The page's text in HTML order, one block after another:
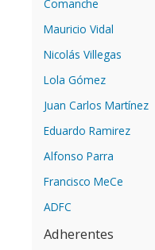
Comanche
Mauricio Vidal
Nicolás Villegas
Lola Gómez
Juan Carlos Martínez
Eduardo Ramirez
Alfonso Parra
Francisco MeCe
ADFC
Adherentes